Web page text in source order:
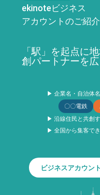
ekinoteビジネス
アカウントのご紹介
「駅」を起点に
創パートナーを
▶ 企業名・自治体
〇〇電鉄
▶ 沿線住民と共創
▶ 全国から集客で
ビジネスアカウン